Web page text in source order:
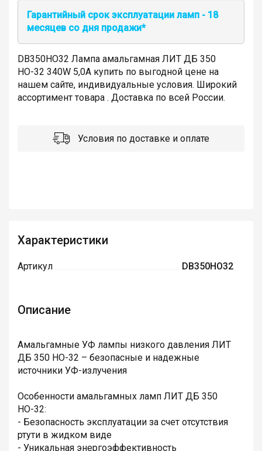
Гарантийный срок эксплуатации ламп - 18
месяцев со дня продажи*
DB350HO32 Лампа амальгамная ЛИТ ДБ 350
НО-32 340W 5,0A купить по выгодной цене на
нашем сайте, индивидуальные условия. Широкий
ассортимент товара . Доставка по всей России.
Условия по доставке и оплате
Характеристики
Артикул DB350HO32
Описание
Амальгамные УФ лампы низкого давления ЛИТ
ДБ 350 НО-32 – безопасные и надежные
источники УФ-излучения
Особенности амальгамных ламп ЛИТ ДБ 350
НО-32:
- Безопасность эксплуатации за счет отсутствия
ртути в жидком виде
- Уникальная энергоэффективность